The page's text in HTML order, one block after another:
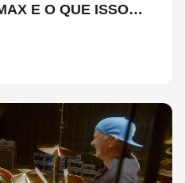
E O QUE ISSO